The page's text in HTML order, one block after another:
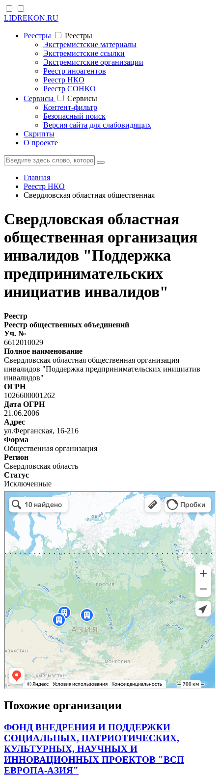
LIDREKON.RU
Реестры
Реестры
Экстремистские материалы
Экстремистские ссылки
Экстремистские организации
Реестр иноагентов
Реестр НКО
Реестр СОНКО
Cервисы
Cервисы
Контент-фильтр
Безопасный поиск
Версия сайта для слабовидящих
Скрипты
О проекте
Главная
Реестр НКО
Свердловская областная общественная
Свердловская областная
общественная организация
инвалидов "Поддержка
предпринимательских
инициатив инвалидов"
Реестр
Реестр общественных объединений
Уч. №
6612010029
Полное наименование
Свердловская областная общественная организация
инвалидов "Поддержка предпринимательских инициатив
инвалидов"
ОГРН
1026600001262
Дата ОГРН
21.06.2006
Адрес
ул.Ферганская, 16-216
Форма
Общественная организация
Регион
Свердловская область
Статус
Исключенные
Похожие организации
ФОНД ВНЕДРЕНИЯ И ПОДДЕРЖКИ
СОЦИАЛЬНЫХ, ПАТРИОТИЧЕСКИХ,
КУЛЬТУРНЫХ, НАУЧНЫХ И
ИННОВАЦИОННЫХ ПРОЕКТОВ "ВСП
ЕВРОПА-АЗИЯ"